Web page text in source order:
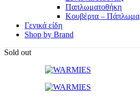
Παπλωματοθήκη
Κουβέρτα – Πάπλωμα
Γενικά είδη
Shop by Brand
Sold out